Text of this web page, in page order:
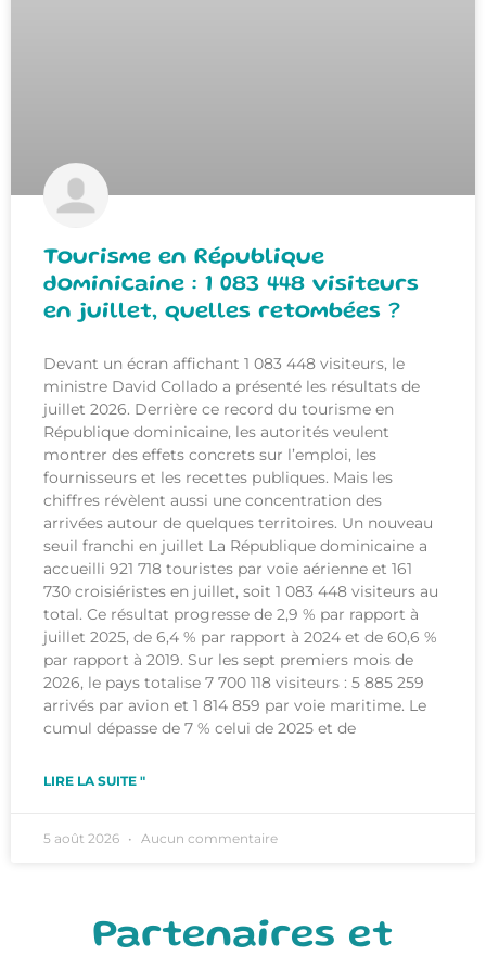
Tourisme en République
dominicaine : 1 083 448 visiteurs
en juillet, quelles retombées ?
Devant un écran affichant 1 083 448 visiteurs, le
ministre David Collado a présenté les résultats de
juillet 2026. Derrière ce record du tourisme en
République dominicaine, les autorités veulent
montrer des effets concrets sur l’emploi, les
fournisseurs et les recettes publiques. Mais les
chiffres révèlent aussi une concentration des
arrivées autour de quelques territoires. Un nouveau
seuil franchi en juillet La République dominicaine a
accueilli 921 718 touristes par voie aérienne et 161
730 croisiéristes en juillet, soit 1 083 448 visiteurs au
total. Ce résultat progresse de 2,9 % par rapport à
juillet 2025, de 6,4 % par rapport à 2024 et de 60,6 %
par rapport à 2019. Sur les sept premiers mois de
2026, le pays totalise 7 700 118 visiteurs : 5 885 259
arrivés par avion et 1 814 859 par voie maritime. Le
cumul dépasse de 7 % celui de 2025 et de
LIRE LA SUITE "
5 août 2026 Aucun commentaire
Partenaires et